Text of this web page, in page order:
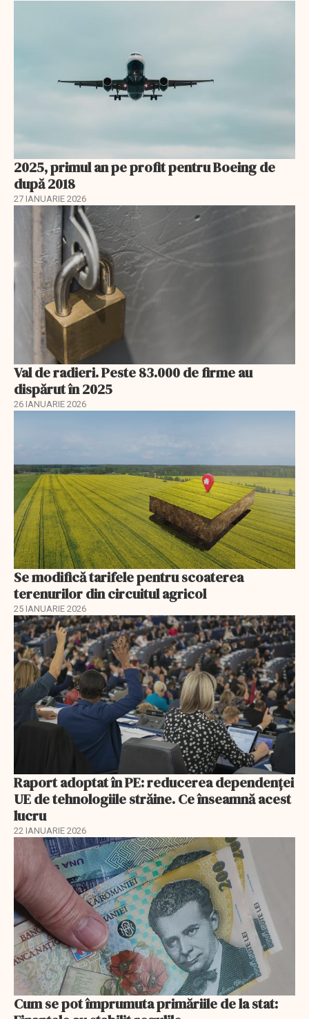
2025, primul an pe profit pentru Boeing de
după 2018
27 IANUARIE 2026
Val de radieri. Peste 83.000 de firme au
dispărut în 2025
26 IANUARIE 2026
Se modifică tarifele pentru scoaterea
terenurilor din circuitul agricol
25 IANUARIE 2026
Raport adoptat în PE: reducerea dependenței
UE de tehnologiile străine. Ce înseamnă acest
lucru
22 IANUARIE 2026
Cum se pot împrumuta primăriile de la stat: